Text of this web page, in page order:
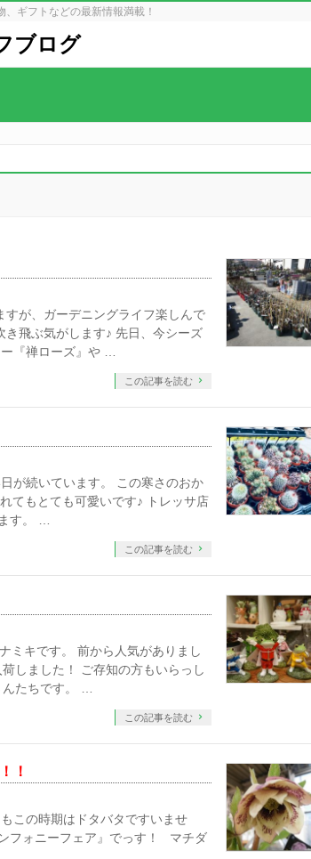
ギフトなどの最新情報満載！
ブログ
すが、ガーデニングライフ楽しんで
き飛ぶ気がします♪ 先日、今シーズ
『禅ローズ』や …
この記事を読む
が続いています。 この寒さのおか
てもとても可愛いです♪ トレッサ店
す。 …
この記事を読む
ミキです。 前から人気がありまし
しました！ ご存知の方もいらっし
たちです。 …
この記事を読む
！
この時期はドタバタですいませ
フォニーフェア』でっす！ マチダ